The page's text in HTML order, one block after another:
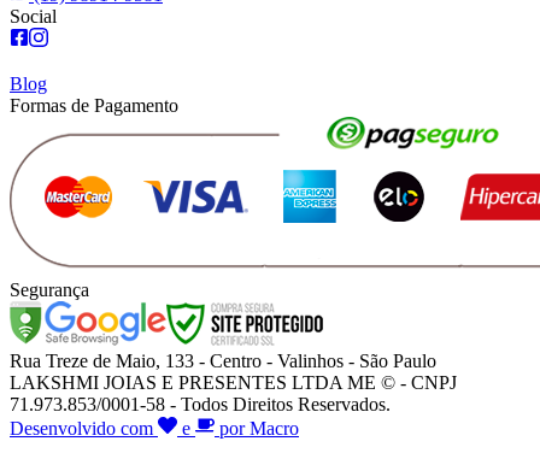
Social
Blog
Formas de Pagamento
Segurança
Rua Treze de Maio, 133 - Centro - Valinhos - São Paulo
LAKSHMI JOIAS E PRESENTES LTDA ME © - CNPJ
71.973.853/0001-58 - Todos Direitos Reservados.
Desenvolvido com
e por Macro